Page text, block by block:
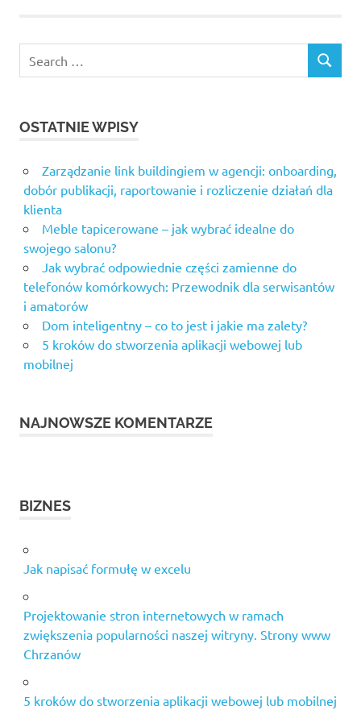
for:
SEARCH
OSTATNIE WPISY
Zarządzanie link buildingiem w agencji: onboarding,
dobór publikacji, raportowanie i rozliczenie działań dla
klienta
Meble tapicerowane – jak wybrać idealne do
swojego salonu?
Jak wybrać odpowiednie części zamienne do
telefonów komórkowych: Przewodnik dla serwisantów
i amatorów
Dom inteligentny – co to jest i jakie ma zalety?
5 kroków do stworzenia aplikacji webowej lub
mobilnej
NAJNOWSZE KOMENTARZE
BIZNES
Jak napisać formułę w excelu
Projektowanie stron internetowych w ramach
zwiększenia popularności naszej witryny. Strony www
Chrzanów
5 kroków do stworzenia aplikacji webowej lub mobilnej